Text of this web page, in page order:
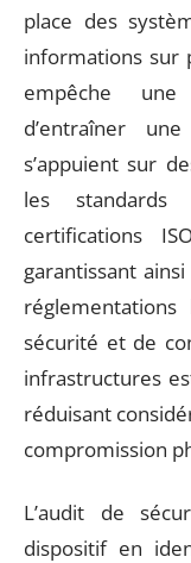
place des
informations sur
empêche
d’entraîner
s’appuient sur
les
certifications
garantissant
sécurité et de
infrastructures
réduisant
compromission
L’audit de
dispositif en